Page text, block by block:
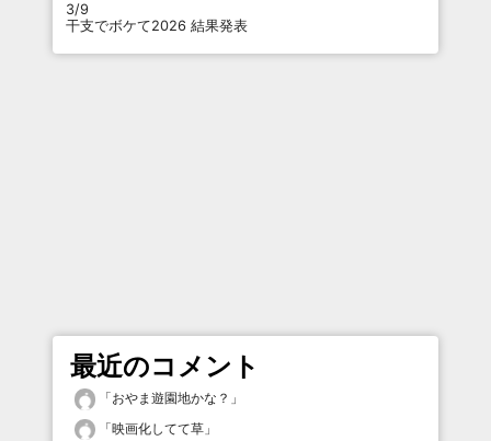
3/9
干支でボケて2026 結果発表
最近のコメント
「おやま遊園地かな？ 」
「映画化してて草 」